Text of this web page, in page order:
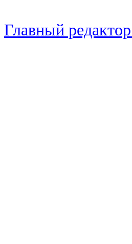
Главный